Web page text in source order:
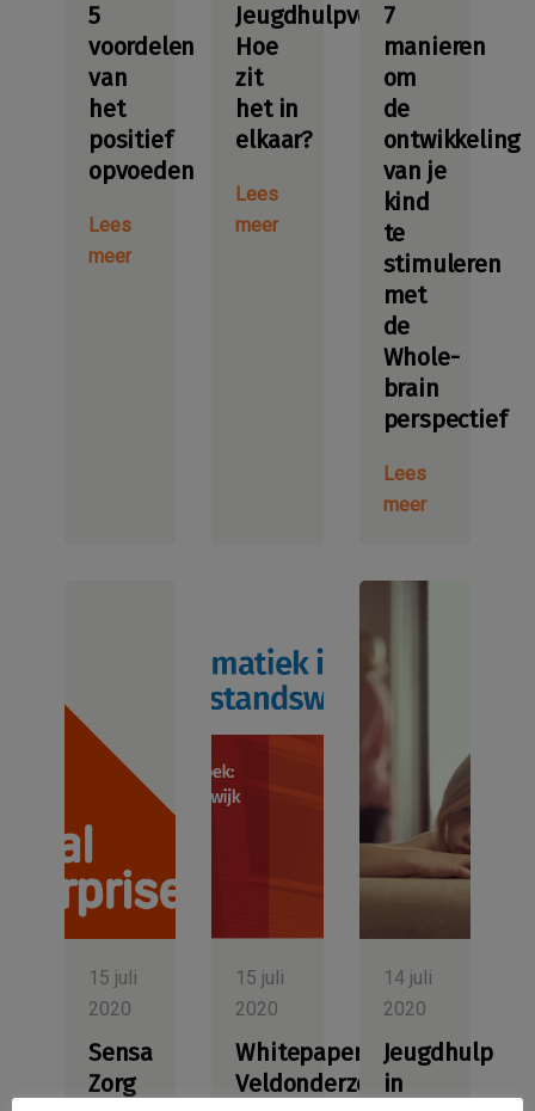
5
voordelen
van
het
positief
opvoeden
Lees
meer
Jeugdhulpverlening.
Hoe
zit
het in
elkaar?
Lees
meer
7
manieren
om
de
ontwikkeling
van je
kind
te
stimuleren
met
de
Whole-
brain
perspectief
Lees
meer
15 juli
2020
Sensa
Zorg
15 juli
2020
Whitepaper
Veldonderzoek
14 juli
2020
Jeugdhulp
in